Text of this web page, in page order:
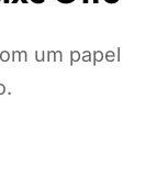
um papel